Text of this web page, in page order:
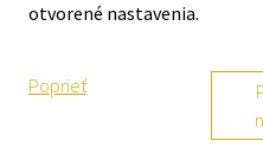
Vonné tóny:
citrón,
bergamot, horký
neroli,
otvorené nastavenia.
Poprieť